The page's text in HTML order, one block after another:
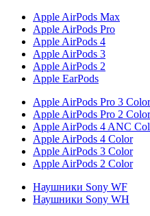
Apple AirPods Max
Apple AirPods Pro
Apple AirPods 4
Apple AirPods 3
Apple AirPods 2
Apple EarPods
Apple AirPods Pro 3 Color
Apple AirPods Pro 2 Color
Apple AirPods 4 ANC
Apple AirPods 4 Color
Apple AirPods 3 Color
Apple AirPods 2 Color
Наушники Sony WF
Наушники Sony WH